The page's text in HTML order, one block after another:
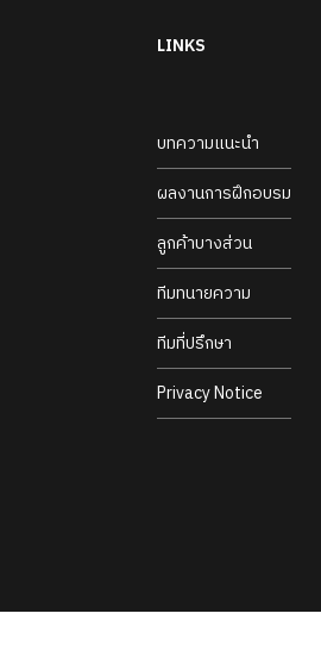
LINKS
บทความแนะนำ
ผลงานการฝึกอบรม
ลูกค้าบางส่วน
ทีมทนายความ
ทีมที่ปรึกษา
Privacy Notice